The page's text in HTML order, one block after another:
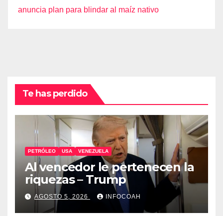
anuncia plan para blindar al maíz nativo
Te has perdido
PETRÓLEO USA VENEZUELA
Al vencedor le pertenecen la
riquezas – Trump
AGOSTO 5, 2026 INFOCOAH